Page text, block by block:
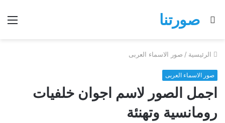
صورتنا
بحث
الرئيسية / صور الاسماء العربى
صور الاسماء العربى
اجمل الصور لاسم اجوان خلفيات
رومانسية وتهنئة